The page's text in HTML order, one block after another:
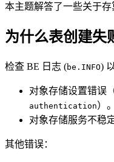
本主题解答了一些关于存
为什么表创建失
检查 BE 日志 (be.INFO)
对象存储设置错误
authentication）。
对象存储服务不稳
其他错误：